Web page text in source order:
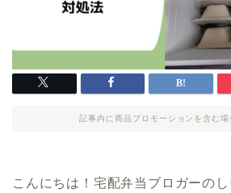
記事内に商品プロモーションを含む場
こんにちは！宅配弁当ブロガーのし